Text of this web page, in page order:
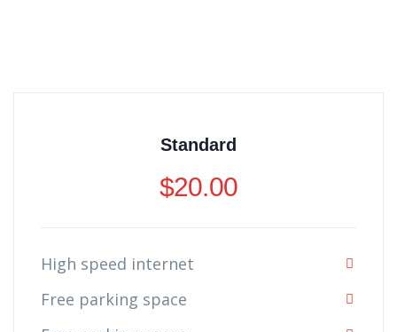
Standard
$20.00
High speed internet
Free parking space